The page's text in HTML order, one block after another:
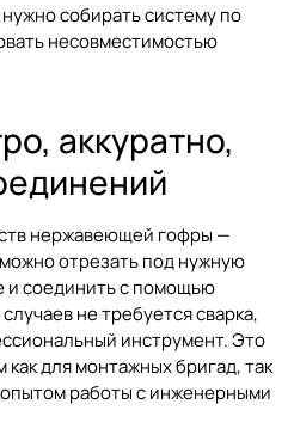
собирать систему по
несовместимостью
аккуратно,
нержавеющей гофры —
отрезать под нужную
и соединить с помощью
не требуется сварка,
инструмент. Это
для монтажных бригад, так
работы с инженерными